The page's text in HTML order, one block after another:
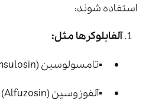
استفاده شوند:
آلفابلوکرها مثل:
▪️تامسولوسین (Tamsulosin)
▪️آلفوزوسین (Alfuzosin)